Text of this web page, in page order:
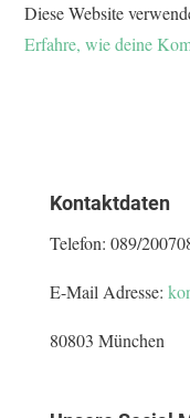
Diese Website
Erfahre, wie deine
Kontaktdaten
Telefon: 089/
E-Mail Adresse:
80803 München